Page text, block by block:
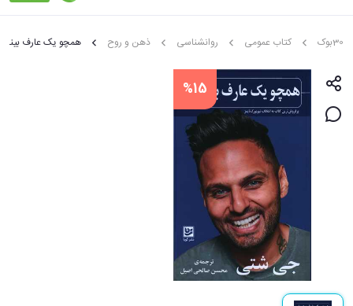
30بوک کتاب عمومی روانشناسی ذهن و روح همچو یک عارف
%15